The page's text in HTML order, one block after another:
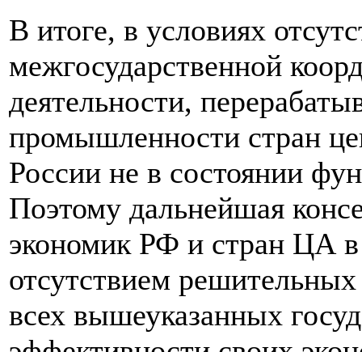
В итоге, в условиях
межгосударственной
деятельности,
промышленности стран
России не в состоянии
Поэтому дальнейшая
экономик РФ и стран ЦА
отсутствием
всех вышеуказанных